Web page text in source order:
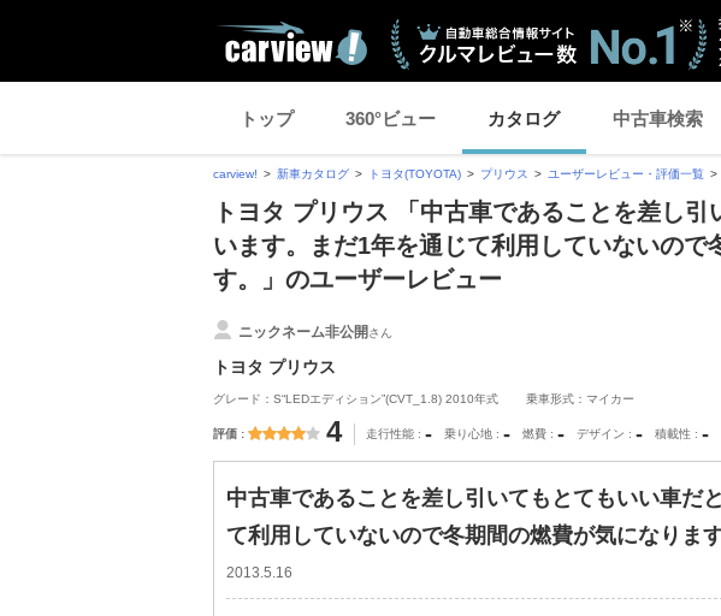
トップ 360°ビュー カタログ 中古車検索
carview! 新車カタログ トヨタ(TOYOTA) プリウス ユーザーレビュー・評価一覧
トヨタ プリウス 「中古車であることを差し
います。まだ1年を通じて利用していないので
す。」のユーザーレビュー
ニックネーム非公開さん
トヨタ プリウス
グレード：S“LEDエディション”(CVT_1.8) 2010年式 乗車形式：マイカー
評価 4 走行性能 - 乗り心地 - 燃費 - デザイン - 積載性 -
中古車であることを差し引いてもとてもいい車だ
て利用していないので冬期間の燃費が気になります
2013.5.16